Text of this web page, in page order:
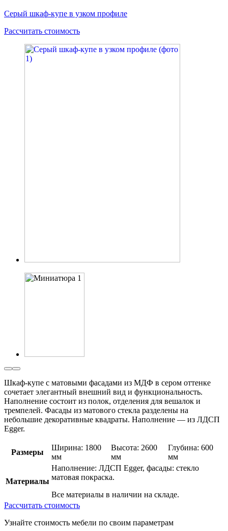
Серый шкаф-купе в узком профиле
Рассчитать стоимость
Шкаф-купе с матовыми фасадами из МДФ в сером оттенке
сочетает элегантный внешний вид и функциональность.
Наполнение состоит из полок, отделения для вешалок и
тремпелей. Фасады из матового стекла разделены на
небольшие декоративные квадраты. Наполнение — из ЛДСП
Egger.
Размеры
Ширина: 1800
мм
Высота: 2600
мм
Глубина: 600
мм
Материалы
Наполнение: ЛДСП Egger, фасады: стекло
матовая покраска.
Все материалы в наличии на складе.
Рассчитать стоимость
Узнайте стоимость мебели по своим параметрам